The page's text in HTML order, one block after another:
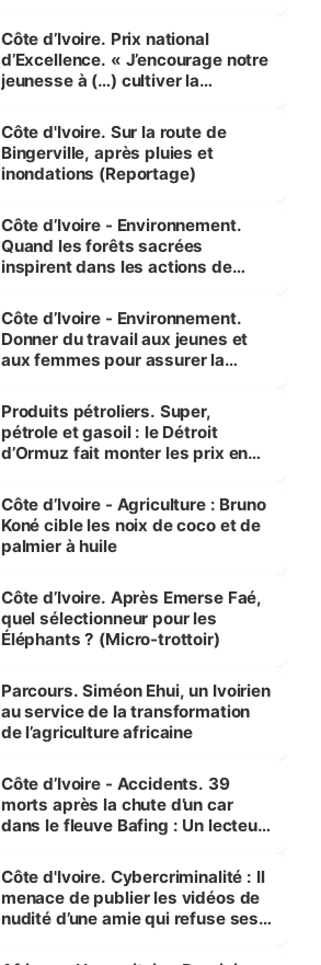
Côte d’Ivoire. Prix national
d’Excellence. « J’encourage notre
jeunesse à (…) cultiver la
(Alassane Ouattara
Côte d'Ivoire. Sur la route de
Bingerville, après pluies et
inondations (Reportage)
Côte d’Ivoire - Environnement.
Quand les forêts sacrées
inspirent dans les actions de
Côte d’Ivoire - Environnement.
Donner du travail aux jeunes et
aux femmes pour assurer la
menacées
Produits pétroliers. Super,
pétrole et gasoil : le Détroit
d’Ormuz fait monter les prix en
Côte d’Ivoire - Agriculture : Bruno
Koné cible les noix de coco et de
palmier à huile
Côte d’Ivoire. Après Emerse Faé,
quel sélectionneur pour les
Éléphants ? (Micro-trottoir)
Parcours. Siméon Ehui, un Ivoirien
au service de la transformation
de l’agriculture africaine
Côte d’Ivoire - Accidents. 39
morts après la chute d’un car
dans le fleuve Bafing : Un lecteur
des Transports
Côte d'Ivoire. Cybercriminalité : Il
menace de publier les vidéos de
nudité d’une amie qui refuse ses